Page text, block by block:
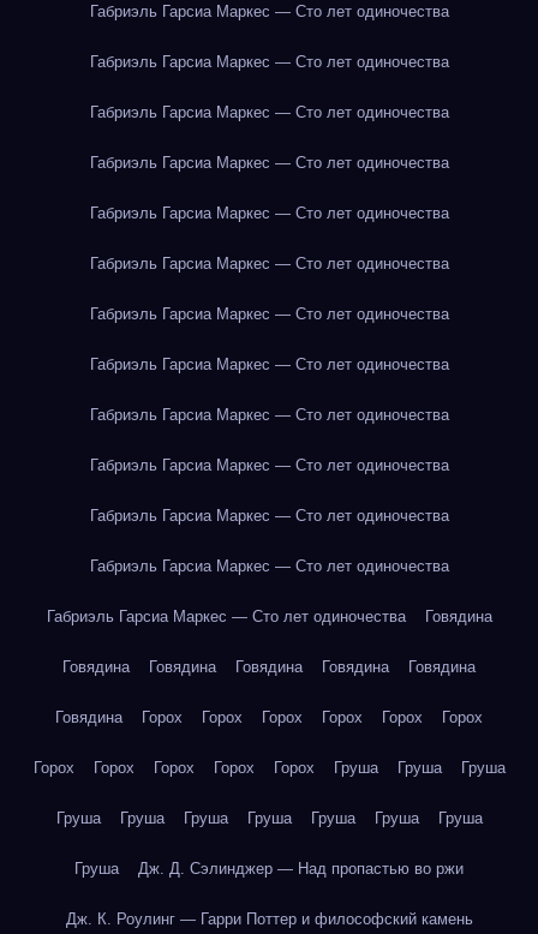
Габриэль Гарсиа Маркес — Сто лет одиночества
Габриэль Гарсиа Маркес — Сто лет одиночества
Габриэль Гарсиа Маркес — Сто лет одиночества
Габриэль Гарсиа Маркес — Сто лет одиночества
Габриэль Гарсиа Маркес — Сто лет одиночества
Габриэль Гарсиа Маркес — Сто лет одиночества
Габриэль Гарсиа Маркес — Сто лет одиночества
Габриэль Гарсиа Маркес — Сто лет одиночества
Габриэль Гарсиа Маркес — Сто лет одиночества
Габриэль Гарсиа Маркес — Сто лет одиночества
Габриэль Гарсиа Маркес — Сто лет одиночества
Габриэль Гарсиа Маркес — Сто лет одиночества
Габриэль Гарсиа Маркес — Сто лет одиночества Говядина
Говядина Говядина Говядина Говядина Говядина
Говядина Горох Горох Горох Горох Горох Горох
Горох Горох Горох Горох Горох Груша Груша Груша
Груша Груша Груша Груша Груша Груша Груша
Груша Дж. Д. Сэлинджер — Над пропастью во ржи
Дж. К. Роулинг — Гарри Поттер и философский камень